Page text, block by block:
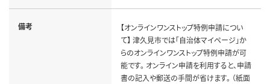
備考
【オンラインワンストップ特例申請につい
て】 津久見市では「自治体マイページ」か
らのオンラインワンストップ特例申請が可
能です。 オンライン申請を利用すると、申請
書の記入や郵送の手間が省けます。 （紙面